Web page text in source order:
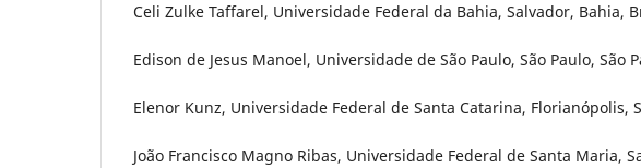
Celi Zulke Taffarel, Universidade Federal da Bahia, Salvador, Bahia,
Edison de Jesus Manoel, Universidade de São Paulo, São Paulo, São
Elenor Kunz, Universidade Federal de Santa Catarina, Florianópolis,
João Francisco Magno Ribas, Universidade Federal de Santa Maria,